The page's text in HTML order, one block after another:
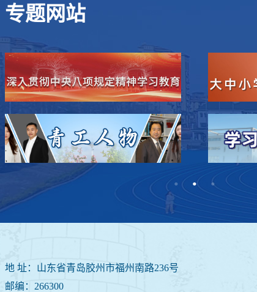
专题网站
地 址：山东省青岛胶州市福州南路236号
邮编：266300